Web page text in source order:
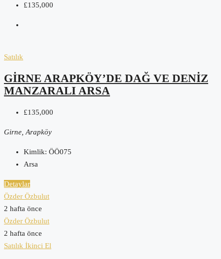
£135,000
Satılık
GIRNE ARAPKÖY’DE DAĞ VE DENIZ
MANZARALI ARSA
£135,000
Girne, Arapköy
Kimlik: ÖÖ075
Arsa
Detaylar
Özder Özbulut
2 hafta önce
Özder Özbulut
2 hafta önce
Satılık İkinci El